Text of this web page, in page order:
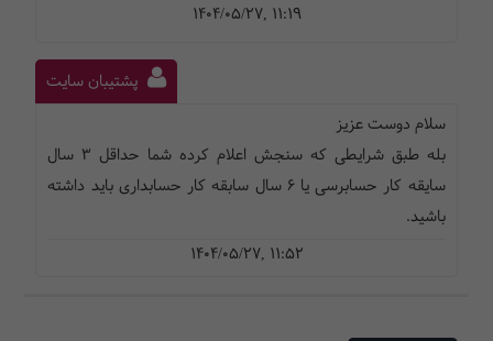
1404/05/27, 11:19
پشتیبان سایت
سلام دوست عزیز
بله طبق شرایطی که سنجش اعلام کرده شما حداقل 3 سال
سایقه کار حسابرسی یا 6 سال سابقه کار حسابداری باید داشته
باشید.
1404/05/27, 11:52